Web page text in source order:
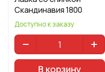
Скандинавия 1800
Доступно к заказу
В корзину